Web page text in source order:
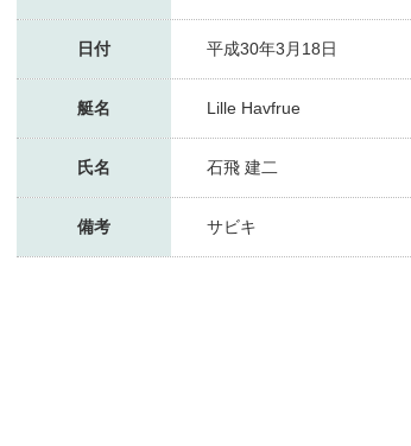
日付 平成30年3月18日
艇名 Lille Havfrue
氏名 石飛 建二
備考 サビキ